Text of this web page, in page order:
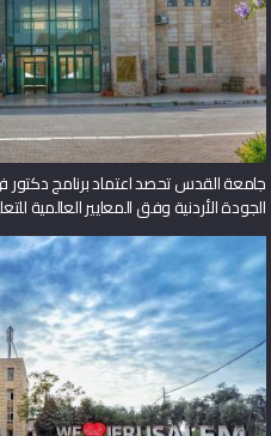
جامعة القدس تحصد اعتماد برنامج
الجودة الأردنية وفق المعايير العالمية